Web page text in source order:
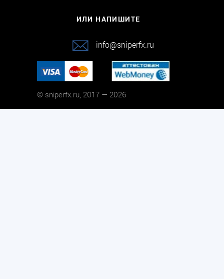
ИЛИ НАПИШИТЕ
info@sniperfx.ru
© sniperfx.ru, 2017 — 2026